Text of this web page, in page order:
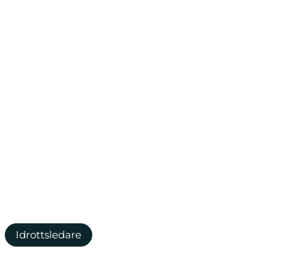
Idrottsledare